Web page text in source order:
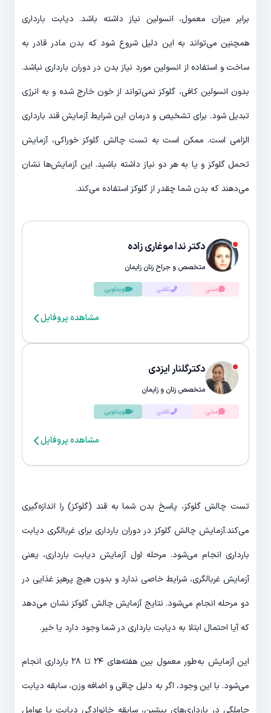
برابر میزان معمول، انسولین نیاز داشته باشد. دیابت بارداری
همچنین می‌تواند به این دلیل شروع شود که بدن مادر قادر به
ساخت و استفاده از انسولین مورد نیاز بدن در دوران بارداری نباشد.
بدون انسولین کافی، گلوکز نمی‌تواند از خون خارج شده و به انرژی
تبدیل شود. برای تشخیص و درمان این شرایط آزمایش قند بارداری
الزامی است. ممکن است به تست چالش گلوکز خوراکی، آزمایش
تحمل گلوکز و یا به هر دو نیاز داشته باشید. این آزمایش‌ها نشان
می‌دهند که بدن شما چقدر از گلوکز استفاده می‌کند.
دکتر ندا موغاری زاده
متخصص و جراح زنان زایمان
متنی تلفنی ویدئویی
مشاهده پروفایل
دکترگلنار ایزدی
متخصص زنان و زایمان
متنی تلفنی ویدئویی
مشاهده پروفایل
تست چالش گلوکز، پاسخ بدن شما به قند (گلوکز) را اندازه‌گیری
می‌کند.آزمایش چالش گلوکز در دوران بارداری برای غربالگری دیابت
بارداری انجام می‌شود. مرحله اول آزمایش دیابت بارداری، یعنی
آزمایش غربالگری، شرایط خاصی ندارد و بدون هیچ پرهیز غذایی در
دو مرحله انجام می‌شود. نتایج آزمایش چالش گلوکز نشان می‌دهد
که آیا احتمال ابتلا به دیابت بارداری در شما وجود دارد یا خیر.
این آزمایش به‌طور معمول بین هفته‌های ۲۴ تا ۲۸ بارداری انجام
می‌شود. با این وجود، اگر به دلیل چاقی و اضافه وزن، سابقه دیابت
حاملگی در بارداری‌های پیشین، سابقه خانوادگی دیابت یا عوامل